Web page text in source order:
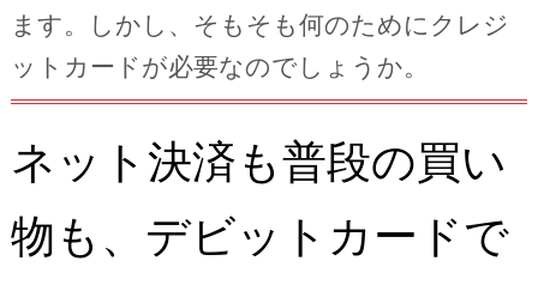
ます。しかし、そもそも何のためにクレジ
ットカードが必要なのでしょうか。
ネット決済も普段の買い
物も、デビットカードで